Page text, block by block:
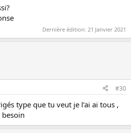
Dernière édition: 21 Janvier 2021
#30
type que tu veut je l’ai ai tous ,
besoin